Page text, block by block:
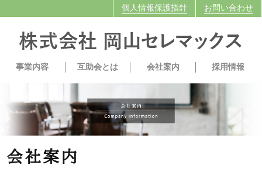
個人情報保護指針 お問い合わせ
事業内容 互助会とは 会社案内 採用情報
会社案内